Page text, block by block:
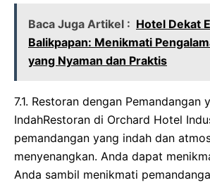
Baca Juga Artikel : Hotel Dekat
Balikpapan: Menikmati
yang Nyaman dan Praktis
7.1. Restoran dengan Pemandangan
IndahRestoran di Orchard Hotel
pemandangan yang indah dan
menyenangkan. Anda dapat
Anda sambil menikmati